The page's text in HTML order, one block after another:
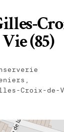
Vie (85)
Croix-de-